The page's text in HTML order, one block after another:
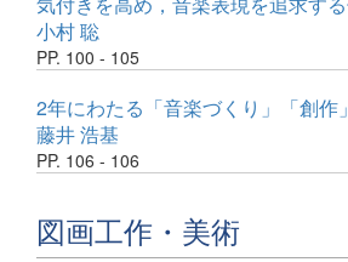
小村 聡
PP. 100 - 105
2年にわたる「音楽づくり」「創作
藤井 浩基
PP. 106 - 106
図画工作・美術